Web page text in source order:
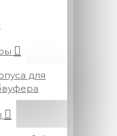
для